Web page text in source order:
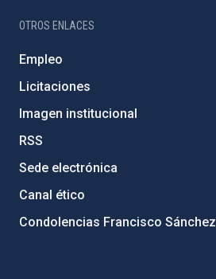
OTROS ENLACES
Empleo
Licitaciones
Imagen institucional
RSS
Sede electrónica
Canal ético
Condolencias Francisco Sánchez